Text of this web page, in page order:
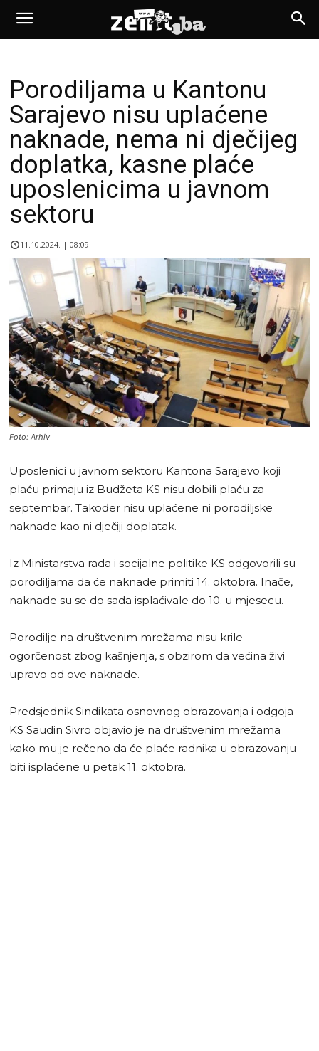
Porodiljama u Kantonu
Sarajevo nisu uplaćene
naknade, nema ni dječijeg
doplatka, kasne plaće
uposlenicima u javnom
sektoru
11.10.2024. | 08:09
Foto: Arhiv
Uposlenici u javnom sektoru Kantona Sarajevo koji
plaću primaju iz Budžeta KS nisu dobili plaću za
septembar. Također nisu uplaćene ni porodiljske
naknade kao ni dječiji doplatak.
Iz Ministarstva rada i socijalne politike KS odgovorili su
porodiljama da će naknade primiti 14. oktobra. Inače,
naknade su se do sada isplaćivale do 10. u mjesecu.
Porodilje na društvenim mrežama nisu krile
ogorčenost zbog kašnjenja, s obzirom da većina živi
upravo od ove naknade.
Predsjednik Sindikata osnovnog obrazovanja i odgoja
KS Saudin Sivro objavio je na društvenim mrežama
kako mu je rečeno da će plaće radnika u obrazovanju
biti isplaćene u petak 11. oktobra.